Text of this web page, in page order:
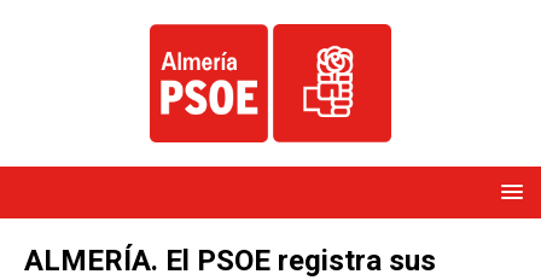
ALMERÍA. El PSOE registra sus